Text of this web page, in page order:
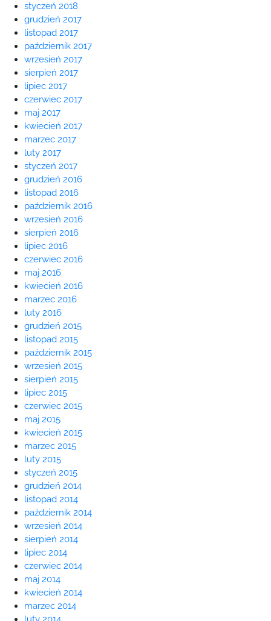
styczeń 2018
grudzień 2017
listopad 2017
październik 2017
wrzesień 2017
sierpień 2017
lipiec 2017
czerwiec 2017
maj 2017
kwiecień 2017
marzec 2017
luty 2017
styczeń 2017
grudzień 2016
listopad 2016
październik 2016
wrzesień 2016
sierpień 2016
lipiec 2016
czerwiec 2016
maj 2016
kwiecień 2016
marzec 2016
luty 2016
grudzień 2015
listopad 2015
październik 2015
wrzesień 2015
sierpień 2015
lipiec 2015
czerwiec 2015
maj 2015
kwiecień 2015
marzec 2015
luty 2015
styczeń 2015
grudzień 2014
listopad 2014
październik 2014
wrzesień 2014
sierpień 2014
lipiec 2014
czerwiec 2014
maj 2014
kwiecień 2014
marzec 2014